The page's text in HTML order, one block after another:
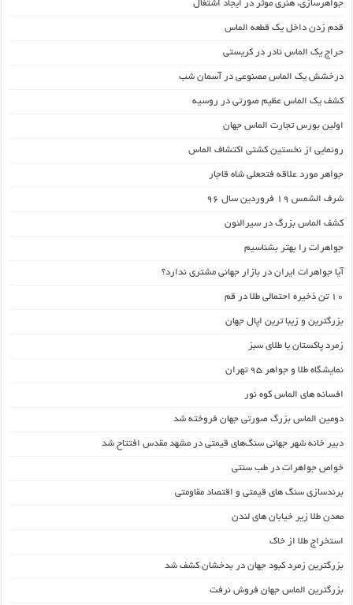
جواهرسازی، هنری موثر در ایجاد اشتغال
قدم زدن داخل یک قطعه الماس
حراج یک الماس نادر در کریستی
درخشش یک الماس مصنوعی در آسمان شب
کشف یک الماس عظیم صورتی در روسیه
اولین بورس تجارت الماس جهان
رونمایی از نخستین کشتی اکتشاف الماس
جواهر مورد علاقه فتحعلی شاه قاجار
شرف الشمس ۱۹ فروردین سال 96
کشف الماس بزرگ در سیرالئون
جواهرات را بهتر بشناسیم
آیا جواهرات ایران در بازار جهانی مشتری ندارد؟
۱۰ تن ذخیره احتمالی طلا در قم
بزرگترین و زیبا ترین اپال جهان
زمرد پاکستان یا طلای سبز
نمایشگاه طلا و جواهر 95 تهران
افسانه های الماس کوه نور
دومین الماس بزرگ صورتی جهان فروخته شد
دبیر خانه شهر جهانی سنگ‌های قیمتی در مشهد مقدس افتتاح شد
خواص جواهرات در طب سنتی
برندسازی سنگ های قیمتی و اقتصاد مقاومتی
معدن طلا زیر خیابان های لندن
استخراج طلا از خاک
بزرگترین زمرد کبود جهان در بدخشان کشف شد
بزرگترین الماس جهان فروش نرفت